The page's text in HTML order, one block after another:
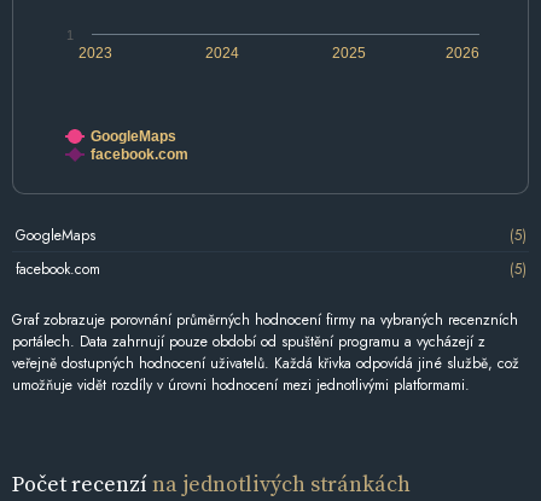
2024 2026
2023 2025
1
GoogleMaps
facebook.com
GoogleMaps
(5)
facebook.com
(5)
Graf zobrazuje porovnání průměrných hodnocení firmy na vybraných recenzních
portálech. Data zahrnují pouze období od spuštění programu a vycházejí z
veřejně dostupných hodnocení uživatelů. Každá křivka odpovídá jiné službě, což
umožňuje vidět rozdíly v úrovni hodnocení mezi jednotlivými platformami.
Počet recenzína jednotlivých stránkách